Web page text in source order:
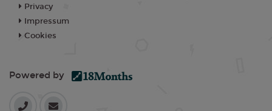
Privacy
Impressum
Cookies
Powered by